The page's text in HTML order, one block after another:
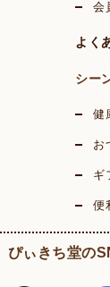
会
よく
シー
健
お
ギ
便
ぴぃきち堂の